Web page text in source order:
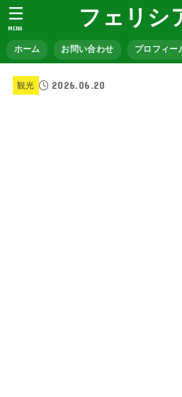
フェリシ
ホーム お問い合わせ プロフィー
MENU
観光 2026.06.20